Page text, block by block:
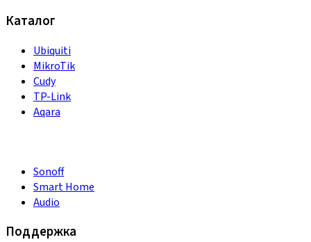
Каталог
Ubiquiti
MikroTik
Cudy
TP-Link
Aqara
Sonoff
Smart Home
Audio
Поддержка